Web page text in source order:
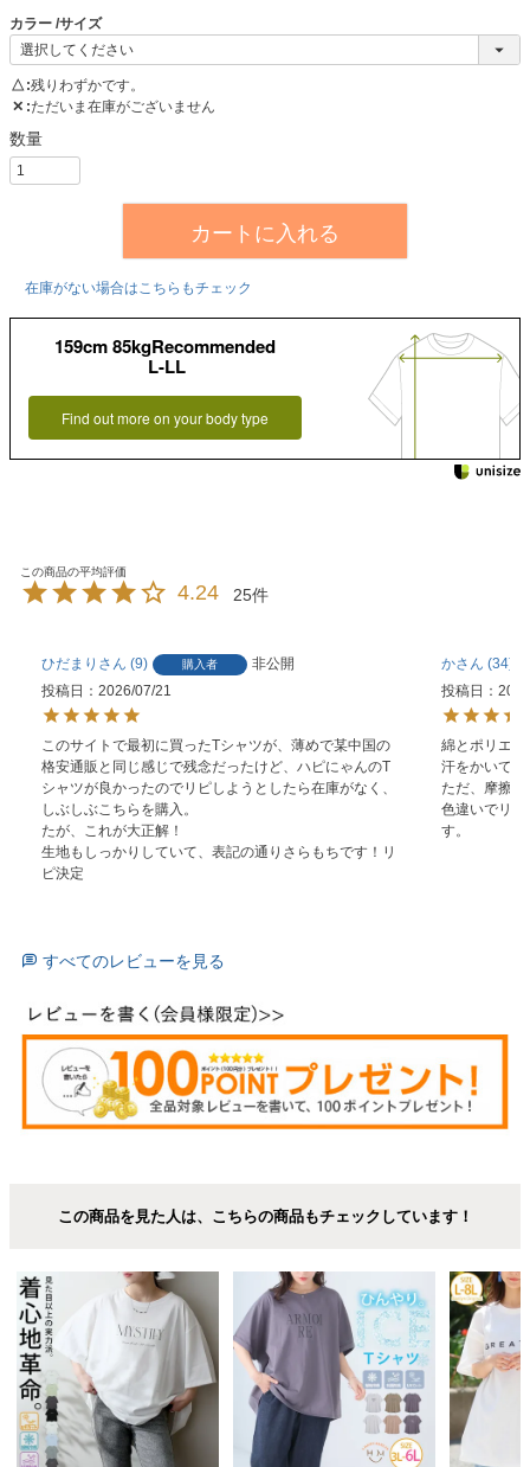
カラー サイズ
△ 残りわずかです。
✕ ただいま在庫がございません
カートに入れる
在庫がない場合はこちらもチェック
159cm 85kgRecommended
L-LL
Find out more on your body type
4.24 25
ひだまり 9 購入者
非公開
投稿日
2026/07/21
このサイトで最初に買ったTシャツが、薄めで某中国の
格安通販と同じ感じで残念だったけど、ハピにゃんのT
シャツが良かったのでリピしようとしたら在庫がなく、
しぶしぶこちらを購入。
たが、これが大正解！
生地もしっかりしていて、表記の通りさらもちです！リ
ピ決定
か
34
投稿日
綿とポリエ
汗をかいて
ただ、摩擦
色違いでリ
す。
すべてのレビューを見る
この商品を見た人は、こちらの商品もチェックしています！